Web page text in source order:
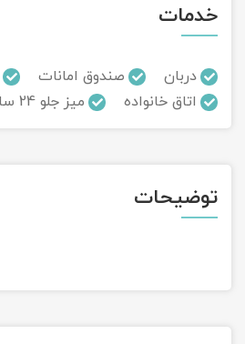
خدمات
دربان صندوق امانات
اتاق خانواده
میز جلو 24 ساعته
توضیحات
تور مرداب سراوان
تور گلستان
تور سوباتان
تور مرداب هسل